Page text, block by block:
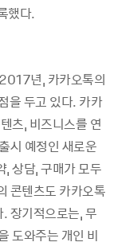
했다.
2017년, 카카오톡의
을 두고 있다. 카카
츠, 비즈니스를 연
시 예정인 새로운
,상담,구매가 모두
콘텐츠도 카카오톡
.장기적으로는,무
도와주는 개인 비